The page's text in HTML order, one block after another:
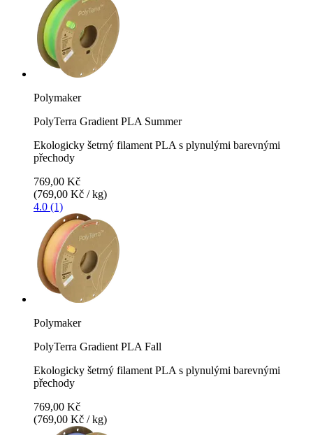
Polymaker
PolyTerra Gradient PLA Summer
Ekologicky šetrný filament PLA s plynulými barevnými
přechody
769,00 Kč
(769,00 Kč / kg)
4.0 (1)
Polymaker
PolyTerra Gradient PLA Fall
Ekologicky šetrný filament PLA s plynulými barevnými
přechody
769,00 Kč
(769,00 Kč / kg)